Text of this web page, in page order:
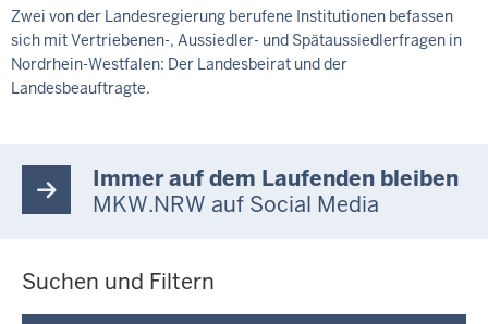
Zwei von der Landesregierung berufene Institutionen befassen
sich mit Vertriebenen-, Aussiedler- und Spätaussiedlerfragen in
Nordrhein-Westfalen: Der Landesbeirat und der
Landesbeauftragte.
Immer auf dem Laufenden bleiben
MKW.NRW auf Social Media
Suchen und Filtern